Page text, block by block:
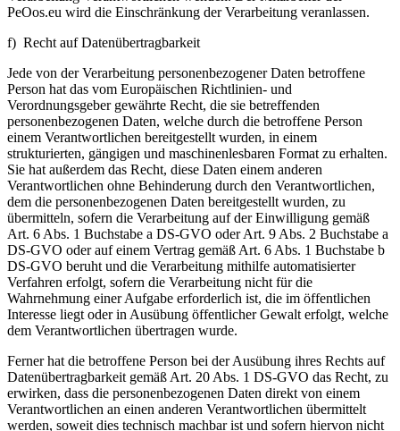
PeOos.eu wird die Einschränkung der Verarbeitung veranlassen.
f) Recht auf Datenübertragbarkeit
Jede von der Verarbeitung personenbezogener Daten betroffene
Person hat das vom Europäischen Richtlinien- und
Verordnungsgeber gewährte Recht, die sie betreffenden
personenbezogenen Daten, welche durch die betroffene Person
einem Verantwortlichen bereitgestellt wurden, in einem
strukturierten, gängigen und maschinenlesbaren Format zu erhalten.
Sie hat außerdem das Recht, diese Daten einem anderen
Verantwortlichen ohne Behinderung durch den Verantwortlichen,
dem die personenbezogenen Daten bereitgestellt wurden, zu
übermitteln, sofern die Verarbeitung auf der Einwilligung gemäß
Art. 6 Abs. 1 Buchstabe a DS-GVO oder Art. 9 Abs. 2 Buchstabe a
DS-GVO oder auf einem Vertrag gemäß Art. 6 Abs. 1 Buchstabe b
DS-GVO beruht und die Verarbeitung mithilfe automatisierter
Verfahren erfolgt, sofern die Verarbeitung nicht für die
Wahrnehmung einer Aufgabe erforderlich ist, die im öffentlichen
Interesse liegt oder in Ausübung öffentlicher Gewalt erfolgt, welche
dem Verantwortlichen übertragen wurde.
Ferner hat die betroffene Person bei der Ausübung ihres Rechts auf
Datenübertragbarkeit gemäß Art. 20 Abs. 1 DS-GVO das Recht, zu
erwirken, dass die personenbezogenen Daten direkt von einem
Verantwortlichen an einen anderen Verantwortlichen übermittelt
werden, soweit dies technisch machbar ist und sofern hiervon nicht